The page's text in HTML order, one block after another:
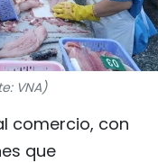
VNA)
comercio, con
que